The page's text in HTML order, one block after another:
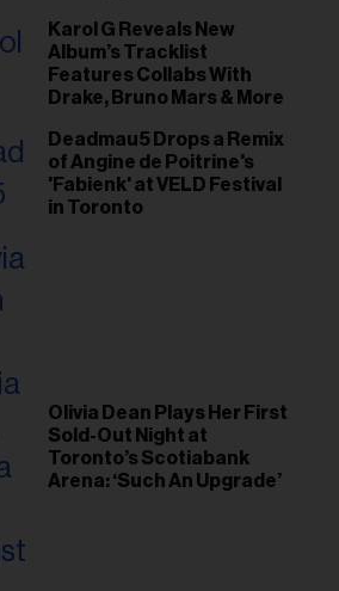
Karol G Reveals New
Album’s Tracklist
Features Collabs With
Drake, Bruno Mars & More
Deadmau5 Drops a Remix
of Angine de Poitrine's
'Fabienk' at VELD Festival
in Toronto
Olivia Dean Plays Her First
Sold-Out Night at
Toronto’s Scotiabank
Arena: ‘Such An Upgrade’